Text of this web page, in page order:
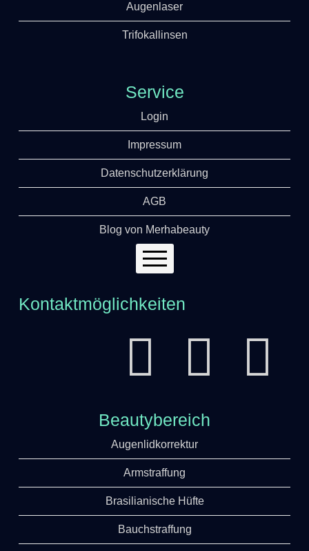
Augenlaser
Trifokallinsen
Service
Login
Impressum
Datenschutzerklärung
AGB
Blog von Merhabeauty
Kontaktmöglichkeiten
Beautybereich
Augenlidkorrektur
Armstraffung
Brasilianische Hüfte
Bauchstraffung